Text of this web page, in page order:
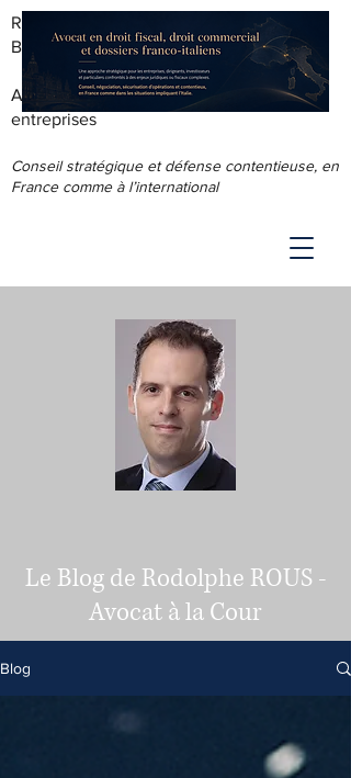
RODOLPHE ROUS - AVOCAT AU
BARREAU DE LYON
Accompagnement juridique & fiscal des
entreprises
Conseil stratégique et défense contentieuse, en
France comme à l’international
Le Blog de Rodolphe ROUS -
Avocat à la Cour
Blog